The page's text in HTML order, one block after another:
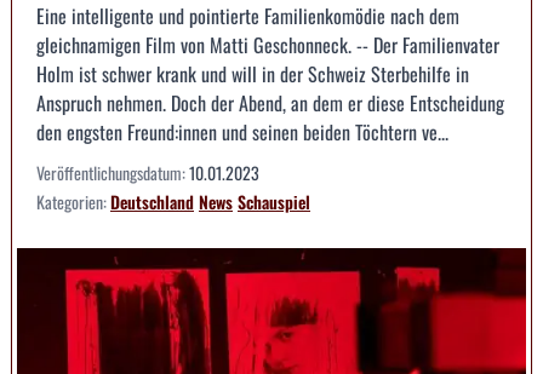
Eine intelligente und pointierte Familienkomödie nach dem
gleichnamigen Film von Matti Geschonneck. -- Der Familienvater
Holm ist schwer krank und will in der Schweiz Sterbehilfe in
Anspruch nehmen. Doch der Abend, an dem er diese Entscheidung
den engsten Freund:innen und seinen beiden Töchtern ve...
Veröffentlichungsdatum:10.01.2023
Kategorien:DeutschlandNewsSchauspiel